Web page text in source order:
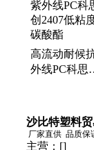
高流动耐候
外线PC科思
沙比特塑料
厂家直供 品质保
主营： []